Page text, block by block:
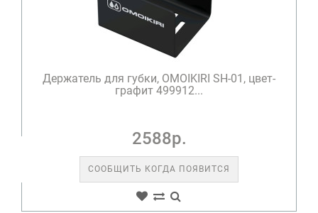
Держатель для губки, OMOIKIRI SH-01, цвет-
графит 499912...
2588р.
СООБЩИТЬ КОГДА ПОЯВИТСЯ